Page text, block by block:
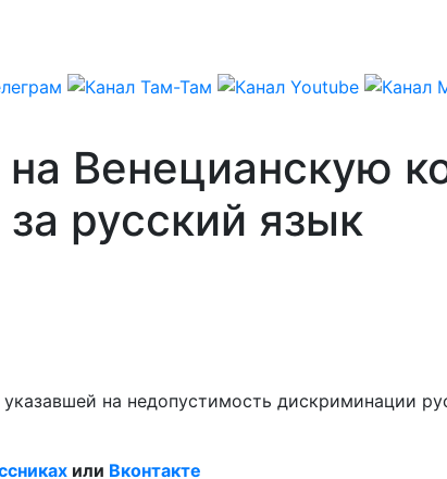
Венецианскую
русский язык
на недопустимость дискриминации
или Вконтакте